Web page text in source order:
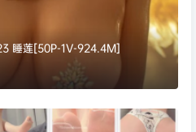
睡莲[50P-1V-924.4M]